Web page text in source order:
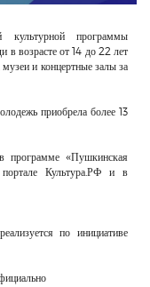
культурной программы
возрасте от 14 до 22 лет
и концертные залы за
приобрела более 13
программе «Пушкинская
Культура.РФ и в
по инициативе